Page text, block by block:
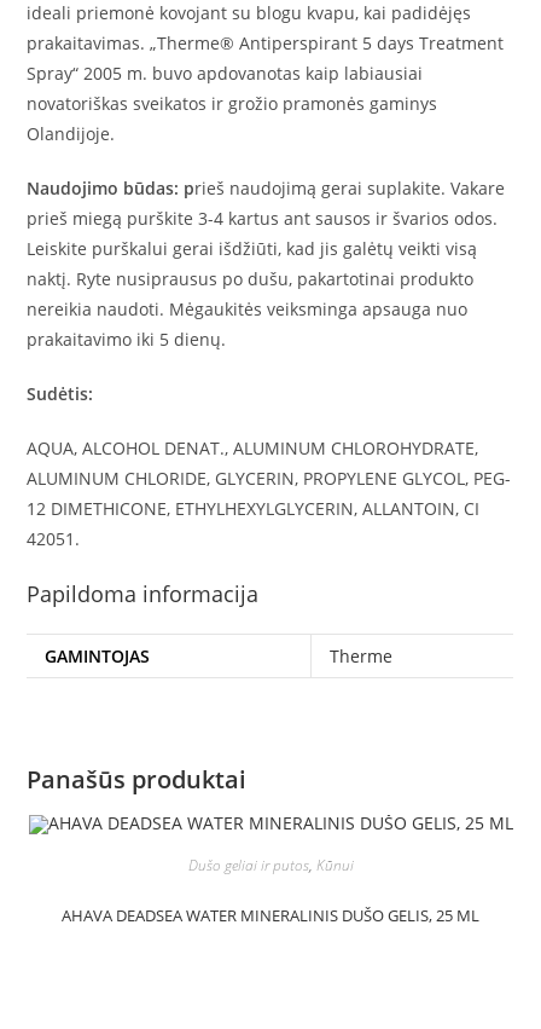
ideali priemonė kovojant su blogu kvapu, kai padidėjęs
prakaitavimas. „Therme® Antiperspirant 5 days Treatment
Spray“ 2005 m. buvo apdovanotas kaip labiausiai
novatoriškas sveikatos ir grožio pramonės gaminys
Olandijoje.
Naudojimo būdas: prieš naudojimą gerai suplakite. Vakare
prieš miegą purškite 3-4 kartus ant sausos ir švarios odos.
Leiskite purškalui gerai išdžiūti, kad jis galėtų veikti visą
naktį. Ryte nusiprausus po dušu, pakartotinai produkto
nereikia naudoti. Mėgaukitės veiksminga apsauga nuo
prakaitavimo iki 5 dienų.
Sudėtis:
AQUA, ALCOHOL DENAT., ALUMINUM CHLOROHYDRATE,
ALUMINUM CHLORIDE, GLYCERIN, PROPYLENE GLYCOL, PEG-
12 DIMETHICONE, ETHYLHEXYLGLYCERIN, ALLANTOIN, CI
42051.
Papildoma informacija
GAMINTOJAS Therme
Panašūs produktai
Dušo geliai ir putos, Kūnui
AHAVA DEADSEA WATER MINERALINIS DUŠO GELIS, 25 ML